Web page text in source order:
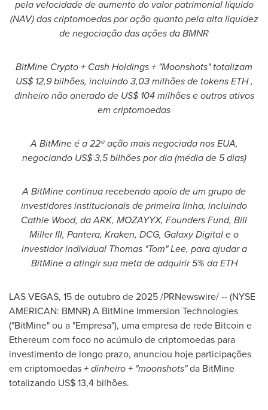
pela velocidade de aumento do valor patrimonial líquido
(NAV) das criptomoedas por ação quanto pela alta liquidez
de negociação das ações da BMNR
BitMine Crypto + Cash Holdings + "Moonshots" totalizam
US$ 12,9 bilhões, incluindo 3,03 milhões de tokens ETH ,
dinheiro não onerado de US$ 104 milhões e outros ativos
em criptomoedas
A BitMine é a 22ª ação mais negociada nos EUA,
negociando US$ 3,5 bilhões por dia (média de 5 dias)
A BitMine continua recebendo apoio de um grupo de
investidores institucionais de primeira linha, incluindo
Cathie Wood, da ARK, MOZAYYX, Founders Fund, Bill
Miller III, Pantera, Kraken, DCG, Galaxy Digital e o
investidor individual Thomas "Tom" Lee, para ajudar a
BitMine a atingir sua meta de adquirir 5% da ETH
LAS VEGAS, 15 de outubro de 2025/PRNewswire/ -- (NYSE
AMERICAN: BMNR) A BitMine Immersion Technologies
("BitMine" ou a "Empresa"), uma empresa de rede Bitcoin e
Ethereum com foco no acúmulo de criptomoedas para
investimento de longo prazo, anunciou hoje participações
em criptomoedas+ dinheiro + "moonshots"da BitMine
totalizando US$ 13,4 bilhões.